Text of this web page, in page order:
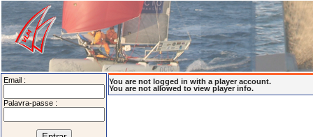
Email :
Palavra-passe :
You are not logged in with a player account.
You are not allowed to view player info.